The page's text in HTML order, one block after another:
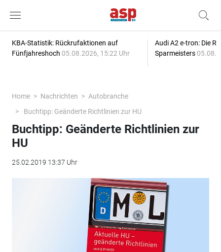
KBA-Statistik: Rückrufaktionen auf
Fünfjahreshoch 05.08.2026, 15:22 Uhr
Audi A2 e-tron: Die
Sparmeisters
Home Nachrichten
Autobranche
Buchtipp: Geänderte Richtlinien zur HU
Buchtipp: Geänderte Richtlinien zur
HU
25.02.2019 13:37 Uhr